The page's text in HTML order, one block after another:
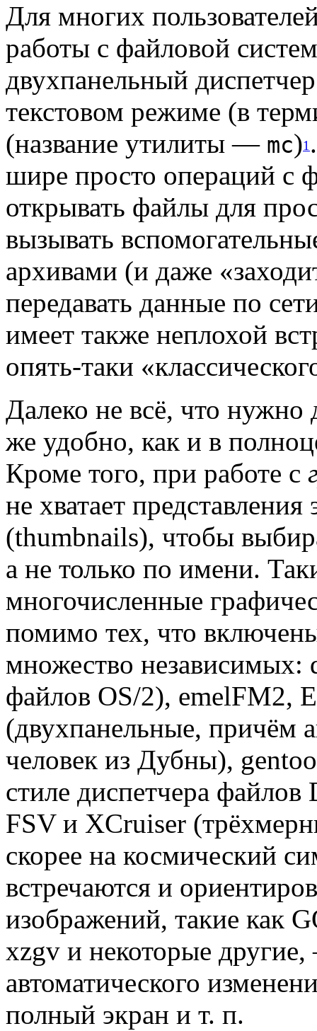
Для многих
работы с файловой
двухпанельный
текстовом режиме (в
(название утилиты — mc)1
шире просто операций с
открывать файлы для
вызывать
архивами (и даже
передавать данные по
имеет также неплохой
опять-таки
Далеко не всё, что нужно
же удобно, как и в
Кроме того, при работе с
не хватает
(thumbnails), чтобы
а не только по имени.
многочисленные
помимо тех, что
множество независимых:
файлов OS/2), emelFM2,
(двухпанельные, причём
человек из Дубны),
стиле диспетчера
FSV и XCruiser
скорее на космический
встречаются и
изображений, такие как
xzgv и некоторые
автоматического
полный экран и т. п.